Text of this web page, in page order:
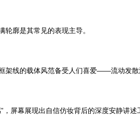
廓是其常见的表现主导。
线的载体风范备受人们喜爱——流动发散
屏幕展现出自信仿妆背后的深度安静讲